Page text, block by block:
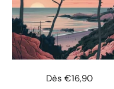
Dès €16,90